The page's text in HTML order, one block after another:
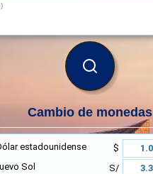
BUSCAR
Cambio de monedas
estadounidense
$
Sol
S/